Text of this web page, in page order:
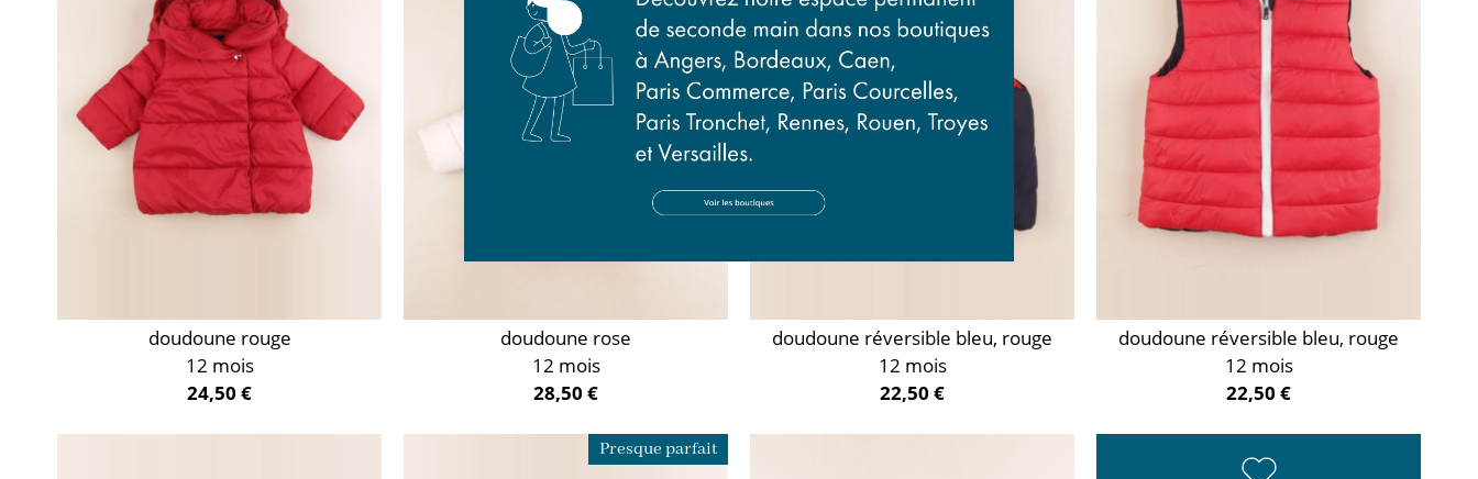
doudoune rouge
12 mois
24,50 €
doudoune rose
12 mois
28,50 €
doudoune réversible bleu, rouge
12 mois
22,50 €
doudoune réversible bleu, rouge
12 mois
22,50 €
Presque parfait